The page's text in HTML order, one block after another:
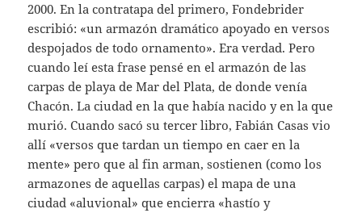
2000. En la contratapa del primero, Fondebrider
escribió: «un armazón dramático apoyado en versos
despojados de todo ornamento». Era verdad. Pero
cuando leí esta frase pensé en el armazón de las
carpas de playa de Mar del Plata, de donde venía
Chacón. La ciudad en la que había nacido y en la que
murió. Cuando sacó su tercer libro, Fabián Casas vio
allí «versos que tardan un tiempo en caer en la
mente» pero que al fin arman, sostienen (como los
armazones de aquellas carpas) el mapa de una
ciudad «aluvional» que encierra «hastío y